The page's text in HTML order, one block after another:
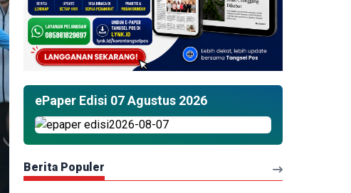
ePaper Edisi 07 Agustus 2026
Berita Populer